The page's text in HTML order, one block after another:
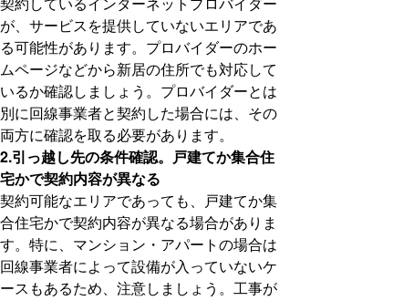
が、サービスを提供していないエリアであ
る可能性があります。プロバイダーのホー
ムページなどから新居の住所でも対応して
いるか確認しましょう。プロバイダーとは
別に回線事業者と契約した場合には、その
両方に確認を取る必要があります。
2.引っ越し先の条件確認。戸建てか集合住
宅かで契約内容が異なる
契約可能なエリアであっても、戸建てか集
合住宅かで契約内容が異なる場合がありま
す。特に、マンション・アパートの場合は
回線事業者によって設備が入っていないケ
ースもあるため、注意しましょう。工事が